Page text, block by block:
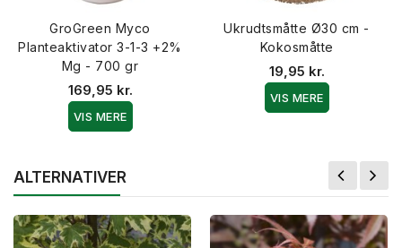
GroGreen Myco
Planteaktivator 3-1-3 +2%
Mg - 700 gr
169,95 kr.
VIS MERE
Ukrudtsmåtte Ø30 cm -
Kokosmåtte
19,95 kr.
VIS MERE
ALTERNATIVER